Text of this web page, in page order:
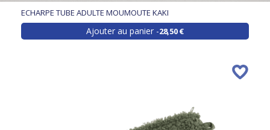
ECHARPE TUBE ADULTE MOUMOUTE KAKI
Ajouter au panier 28,50 €